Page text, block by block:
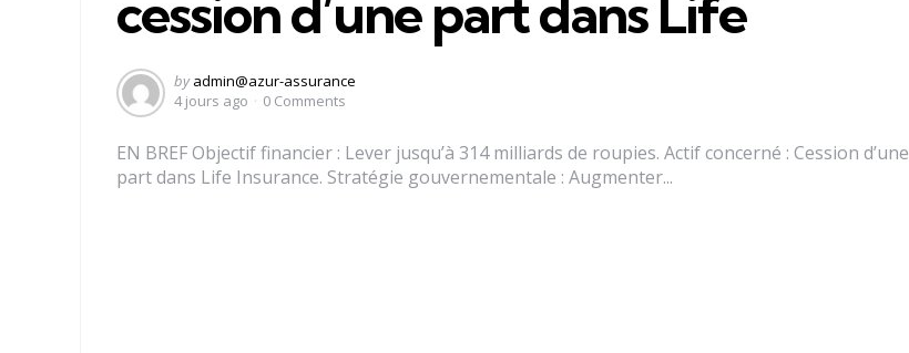
cession d’une part dans Life
Posted
by
by admin@azur-assurance
4 jours ago
0 Comments
EN BREF Objectif financier : Lever jusqu’à 314 milliards de roupies. Actif concerné : Cession d’une
part dans Life Insurance. Stratégie gouvernementale : Augmenter...